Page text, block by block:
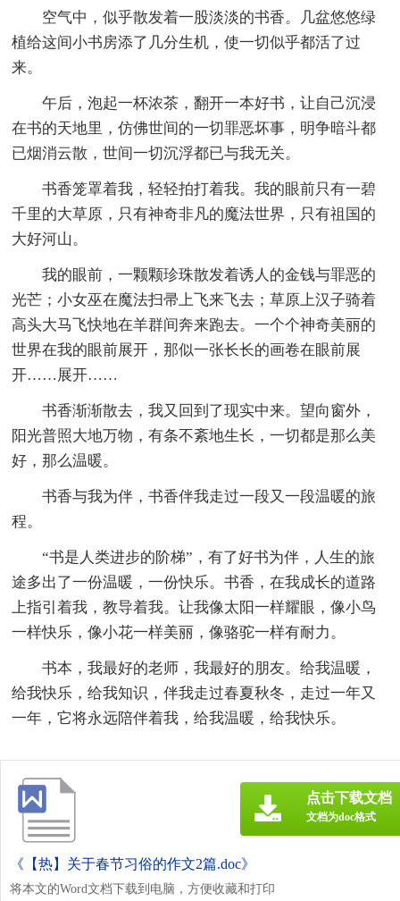
空气中，似乎散发着一股淡淡的书香。几盆悠悠绿
植给这间小书房添了几分生机，使一切似乎都活了过
来。
午后，泡起一杯浓茶，翻开一本好书，让自己沉浸
在书的天地里，仿佛世间的一切罪恶坏事，明争暗斗都
已烟消云散，世间一切沉浮都已与我无关。
书香笼罩着我，轻轻拍打着我。我的眼前只有一碧
千里的大草原，只有神奇非凡的魔法世界，只有祖国的
大好河山。
我的眼前，一颗颗珍珠散发着诱人的金钱与罪恶的
光芒；小女巫在魔法扫帚上飞来飞去；草原上汉子骑着
高头大马飞快地在羊群间奔来跑去。一个个神奇美丽的
世界在我的眼前展开，那似一张长长的画卷在眼前展
开……展开……
书香渐渐散去，我又回到了现实中来。望向窗外，
阳光普照大地万物，有条不紊地生长，一切都是那么美
好，那么温暖。
书香与我为伴，书香伴我走过一段又一段温暖的旅
程。
“书是人类进步的阶梯”，有了好书为伴，人生的旅
途多出了一份温暖，一份快乐。书香，在我成长的道路
上指引着我，教导着我。让我像太阳一样耀眼，像小鸟
一样快乐，像小花一样美丽，像骆驼一样有耐力。
书本，我最好的老师，我最好的朋友。给我温暖，
给我快乐，给我知识，伴我走过春夏秋冬，走过一年又
一年，它将永远陪伴着我，给我温暖，给我快乐。
《【热】关于春节习俗的作文2篇.doc》
将本文的Word文档下载到电脑，方便收藏和打印
点击下载文档
文档为doc格式